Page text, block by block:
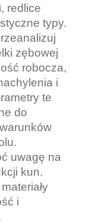
redlice
typy.
zębowej
robocza,
i
te
do
uwagę na
kun.
i